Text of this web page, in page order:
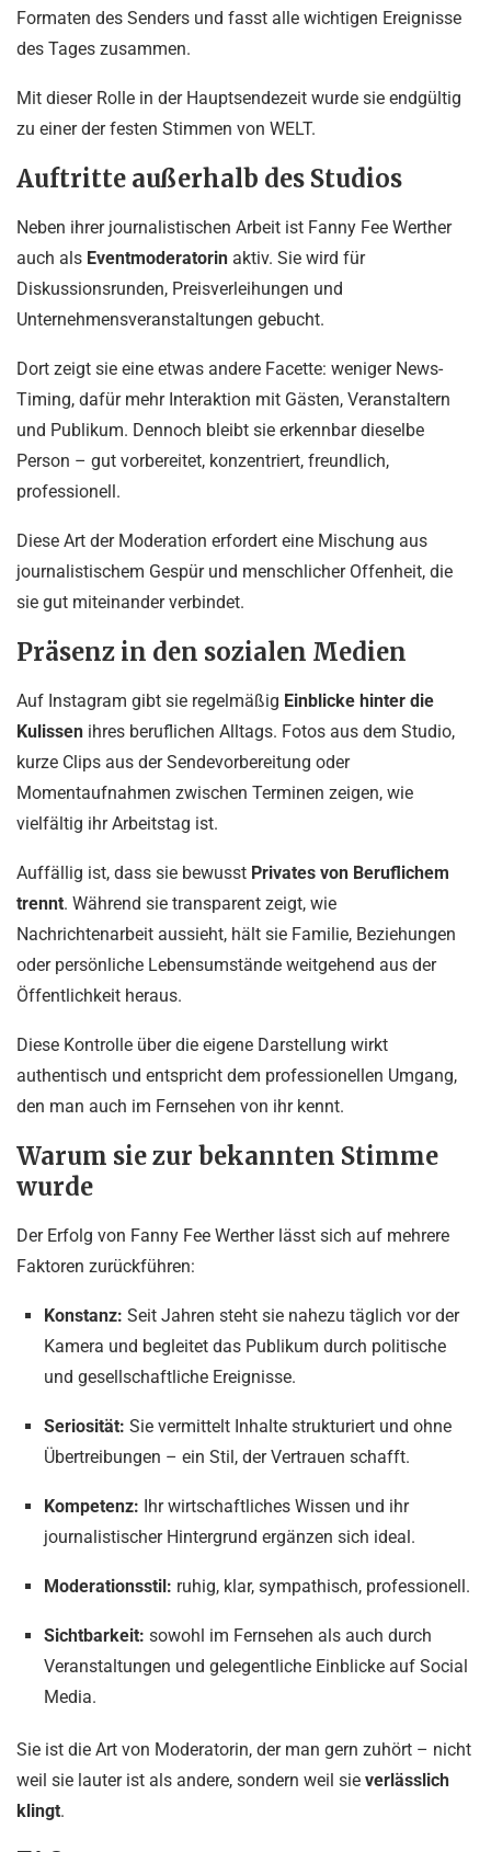
Formaten des Senders und fasst alle wichtigen Ereignisse
des Tages zusammen.
Mit dieser Rolle in der Hauptsendezeit wurde sie endgültig
zu einer der festen Stimmen von WELT.
Auftritte außerhalb des Studios
Neben ihrer journalistischen Arbeit ist Fanny Fee Werther
auch als Eventmoderatorin aktiv. Sie wird für
Diskussionsrunden, Preisverleihungen und
Unternehmensveranstaltungen gebucht.
Dort zeigt sie eine etwas andere Facette: weniger News-
Timing, dafür mehr Interaktion mit Gästen, Veranstaltern
und Publikum. Dennoch bleibt sie erkennbar dieselbe
Person – gut vorbereitet, konzentriert, freundlich,
professionell.
Diese Art der Moderation erfordert eine Mischung aus
journalistischem Gespür und menschlicher Offenheit, die
sie gut miteinander verbindet.
Präsenz in den sozialen Medien
Auf Instagram gibt sie regelmäßig Einblicke hinter die
Kulissen ihres beruflichen Alltags. Fotos aus dem Studio,
kurze Clips aus der Sendevorbereitung oder
Momentaufnahmen zwischen Terminen zeigen, wie
vielfältig ihr Arbeitstag ist.
Auffällig ist, dass sie bewusst Privates von Beruflichem
trennt. Während sie transparent zeigt, wie
Nachrichtenarbeit aussieht, hält sie Familie, Beziehungen
oder persönliche Lebensumstände weitgehend aus der
Öffentlichkeit heraus.
Diese Kontrolle über die eigene Darstellung wirkt
authentisch und entspricht dem professionellen Umgang,
den man auch im Fernsehen von ihr kennt.
Warum sie zur bekannten Stimme
wurde
Der Erfolg von Fanny Fee Werther lässt sich auf mehrere
Faktoren zurückführen:
Konstanz: Seit Jahren steht sie nahezu täglich vor der
Kamera und begleitet das Publikum durch politische
und gesellschaftliche Ereignisse.
Seriosität: Sie vermittelt Inhalte strukturiert und ohne
Übertreibungen – ein Stil, der Vertrauen schafft.
Kompetenz: Ihr wirtschaftliches Wissen und ihr
journalistischer Hintergrund ergänzen sich ideal.
Moderationsstil: ruhig, klar, sympathisch, professionell.
Sichtbarkeit: sowohl im Fernsehen als auch durch
Veranstaltungen und gelegentliche Einblicke auf Social
Media.
Sie ist die Art von Moderatorin, der man gern zuhört – nicht
weil sie lauter ist als andere, sondern weil sie verlässlich
klingt.